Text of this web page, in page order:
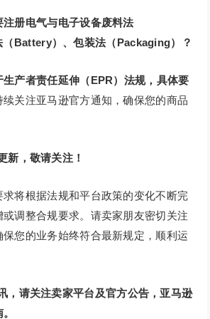
注册电气与电子设备废料法
（Battery）、包装法（Packaging）？
产者责任延伸（EPR）法规，具体要
续关注亚马逊官方通知，确保您的商品
新，敬请关注！
将根据法规和平台政策的变化不断完
调整合规要求。请卖家朋友密切关注
您的业务始终符合最新规定，顺利运
，请关注卖家平台及官方公告 ，亚马逊